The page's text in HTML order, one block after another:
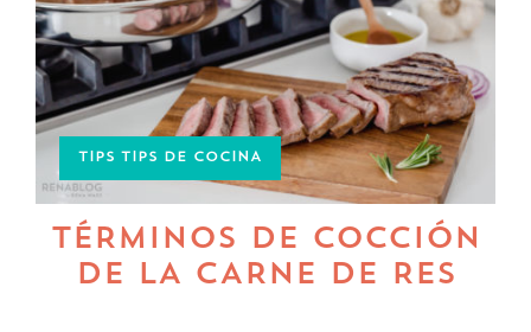
TIPS TIPS DE COCINA
TÉRMINOS DE COCCIÓN
DE LA CARNE DE RES